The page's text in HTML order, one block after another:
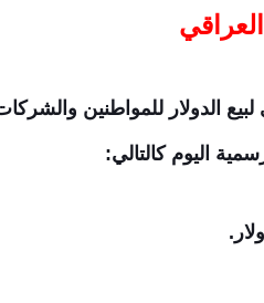
الدولار للمواطنين
اليوم كالتالي: